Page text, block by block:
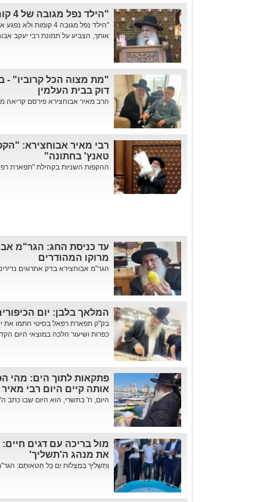
"הילד נפל מגובה של 4 קומות, בלי שריטה"
"הילד נפל מגובה 4
אותך, הצביע על תמונת רבי יעקב
"מת מצוה הכל קרוביו" -
דוק בבית העלמין
הרב מאיר אבוחצירא פירסם קריאה
רבי מאיר אבוחצירא:
טאנץ' בחתונה"
ההקפות השניות בקהילת "תפארת
עד כניסת החג: הגר"מ
מרוקו המהודרים
הגר"מ אבוחצירא בדק אתרוגים
המלאך בלבן: יום
בק"ק תפארת רפאל בסיטי חתמו את
כפרות ושיעור הלכה במוצאי היום
פתקאות לתוך הים: מהי
אותה קיים היום רבי
היום, ח' בתשרי, הוא היום שבו כתב
מול בריכה עם דגים
את מנהג ה'תשליך'
וְתַשְׁלִיךְ בִּמְצֻלוֹת יָם כָּל חַטֹּאותָם: